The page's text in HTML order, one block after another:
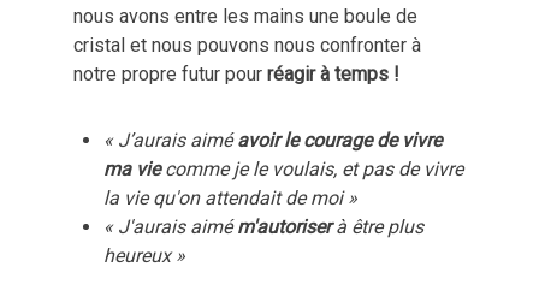
nous avons entre les mains une boule de
cristal et nous pouvons nous confronter à
notre propre futur pour réagir à temps !
« J’aurais aiméavoir le courage de vivre
ma viecomme je le voulais, et pas de vivre
la vie qu'on attendait de moi »
« J'aurais aimém'autoriserà être plus
heureux »